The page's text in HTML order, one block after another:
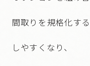
間取りを規格化す
しやすくなり、